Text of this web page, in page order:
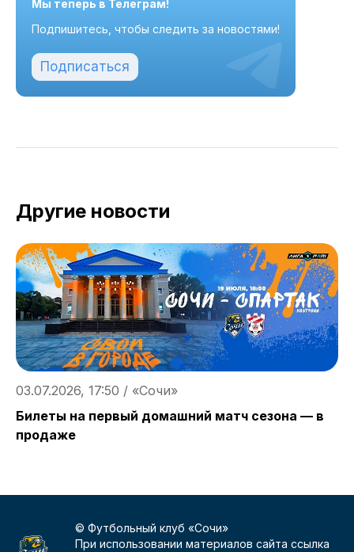
Мы теперь в Телеграм!
Подпишитесь, чтобы следить за новостями!
Подписаться
Другие новости
03.07.2026, 17:50 / «Сочи»
Билеты на первый домашний матч сезона — в
продаже
© Футбольный клуб «Сочи»
При использовании материалов сайта ссылка